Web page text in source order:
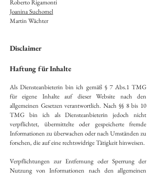
Roberto Rigamonti
Joanina Suchomel
Martin Wächter
Disclaimer
Haftung für Inhalte
Als Diensteanbieterin bin ich gemäß § 7 Abs.1 TMG
für eigene Inhalte auf dieser Website nach den
allgemeinen Gesetzen verantwortlich. Nach §§ 8 bis 10
TMG bin ich als Diensteanbieterin jedoch nicht
verpflichtet, übermittelte oder gespeicherte fremde
Informationen zu überwachen oder nach Umständen zu
forschen, die auf eine rechtswidrige Tätigkeit hinweisen.
Verpflichtungen zur Entfernung oder Sperrung der
Nutzung von Informationen nach den allgemeinen